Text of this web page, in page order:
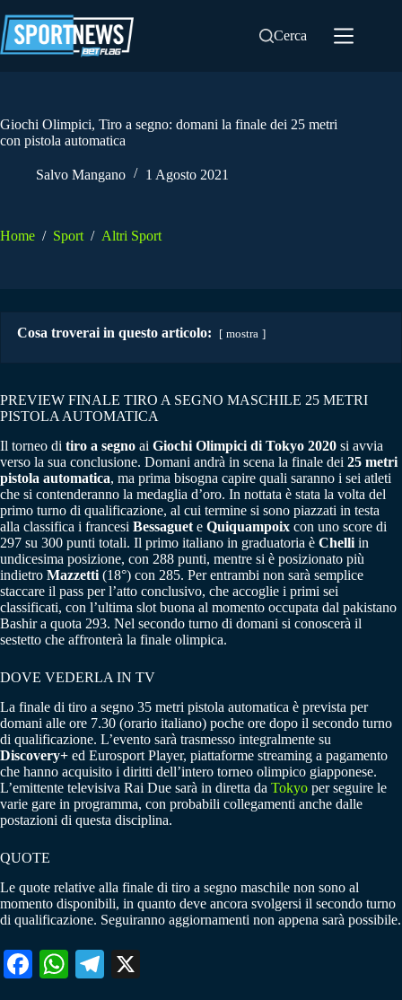
al
contenuto
Cerca
Giochi Olimpici, Tiro a segno: domani la finale dei 25 metri
con pistola automatica
Salvo Mangano 1 Agosto 2021
Home / Sport / Altri Sport
Cosa troverai in questo articolo: mostra
PREVIEW FINALE TIRO A SEGNO MASCHILE 25 METRI
PISTOLA AUTOMATICA
Il torneo di tiro a segno ai Giochi Olimpici di Tokyo 2020 si avvia
verso la sua conclusione. Domani andrà in scena la finale dei 25 metri
pistola automatica, ma prima bisogna capire quali saranno i sei atleti
che si contenderanno la medaglia d’oro. In nottata è stata la volta del
primo turno di qualificazione, al cui termine si sono piazzati in testa
alla classifica i francesi Bessaguet e Quiquampoix con uno score di
297 su 300 punti totali. Il primo italiano in graduatoria è Chelli in
undicesima posizione, con 288 punti, mentre si è posizionato più
indietro Mazzetti (18°) con 285. Per entrambi non sarà semplice
staccare il pass per l’atto conclusivo, che accoglie i primi sei
classificati, con l’ultima slot buona al momento occupata dal pakistano
Bashir a quota 293. Nel secondo turno di domani si conoscerà il
sestetto che affronterà la finale olimpica.
DOVE VEDERLA IN TV
La finale di tiro a segno 35 metri pistola automatica è prevista per
domani alle ore 7.30 (orario italiano) poche ore dopo il secondo turno
di qualificazione. L’evento sarà trasmesso integralmente su
Discovery+ ed Eurosport Player, piattaforme streaming a pagamento
che hanno acquisito i diritti dell’intero torneo olimpico giapponese.
L’emittente televisiva Rai Due sarà in diretta da Tokyo per seguire le
varie gare in programma, con probabili collegamenti anche dalle
postazioni di questa disciplina.
QUOTE
Le quote relative alla finale di tiro a segno maschile non sono al
momento disponibili, in quanto deve ancora svolgersi il secondo turno
di qualificazione. Seguiranno aggiornamenti non appena sarà possibile.
Fa W
Te